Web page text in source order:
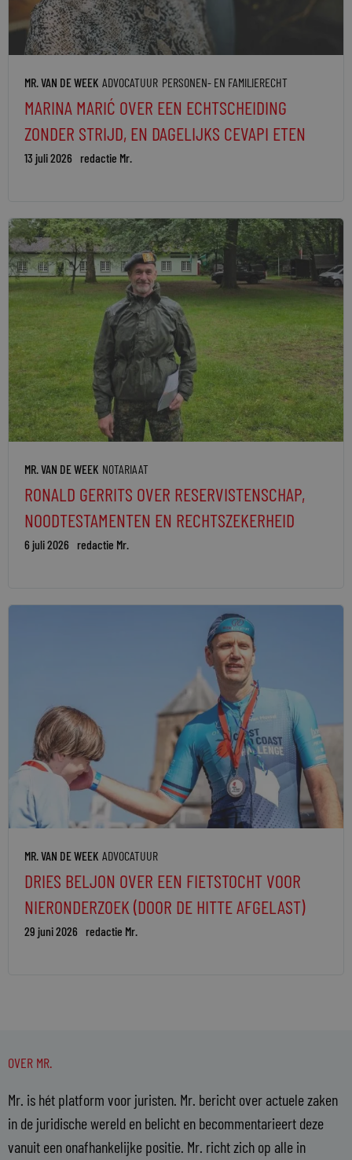
MR. VAN DE WEEK ADVOCATUUR PERSONEN- EN FAMILIERECHT
MARINA MARIĆ OVER EEN ECHTSCHEIDING
ZONDER STRIJD, EN DAGELIJKS CEVAPI ETEN
13 juli 2026 redactie Mr.
MR. VAN DE WEEK NOTARIAAT
RONALD GERRITS OVER RESERVISTENSCHAP,
NOODTESTAMENTEN EN RECHTSZEKERHEID
6 juli 2026 redactie Mr.
MR. VAN DE WEEK ADVOCATUUR
DRIES BELJON OVER EEN FIETSTOCHT VOOR
NIERONDERZOEK (DOOR DE HITTE AFGELAST)
29 juni 2026 redactie Mr.
OVER MR.
Mr. is hét platform voor juristen. Mr. bericht over actuele zaken
in de juridische wereld en belicht en becommentarieert deze
vanuit een onafhankelijke positie. Mr. richt zich op alle in